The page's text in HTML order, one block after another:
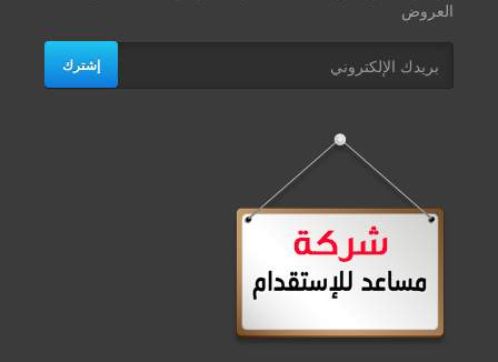
العروض
إشترك